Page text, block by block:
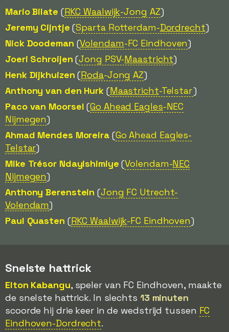
Mario Bilate (RKC Waalwijk-Jong AZ)
Jeremy Cijntje (Sparta Rotterdam-Dordrecht)
Nick Doodeman (Volendam-FC Eindhoven)
Joeri Schroijen (Jong PSV-Maastricht)
Henk Dijkhuizen (Roda-Jong AZ)
Anthony van den Hurk (Maastricht-Telstar)
Paco van Moorsel (Go Ahead Eagles-NEC
Nijmegen)
Ahmad Mendes Moreira (Go Ahead Eagles-
Telstar)
Mike Trésor Ndayishimiye (Volendam-NEC
Nijmegen)
Anthony Berenstein (Jong FC Utrecht-
Volendam)
Paul Quasten (RKC Waalwijk-FC Eindhoven)
Snelste hattrick
Elton Kabangu, speler van FC Eindhoven, maakte
de snelste hattrick. In slechts 13 minuten
scoorde hij drie keer in de wedstrijd tussen FC
Eindhoven-Dordrecht.